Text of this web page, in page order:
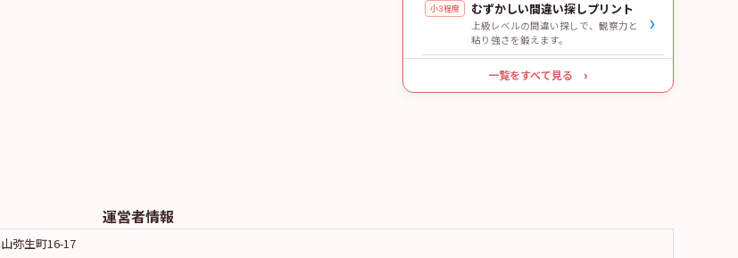
小3程度 むずかしい間違い探しプリント
上級レベルの間違い探しで、観察力と
粘り強さを鍛えます。
›
一覧をすべて見る ›
運営者情報
弥生町16-17